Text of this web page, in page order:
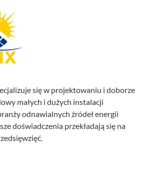
się w projektowaniu i doborze
małych i dużych instalacji
odnawialnych źródeł energii
doświadczenia przekładają się na